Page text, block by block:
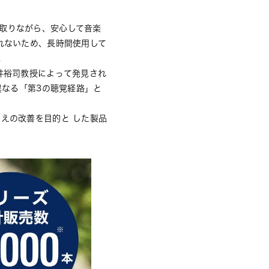
りながら、安心して音楽
ないため、長時間使用して
司教授によって発見され
る「第3の聴覚経路」と
の改善を目的と した製品